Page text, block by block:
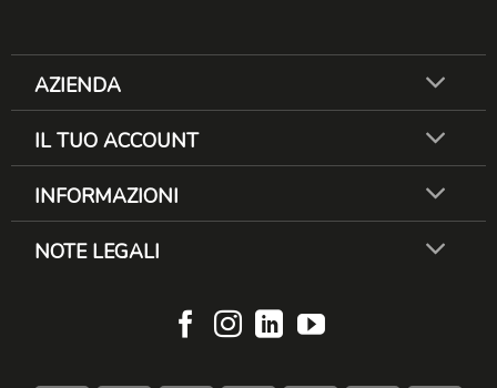
AZIENDA
IL TUO ACCOUNT
INFORMAZIONI
NOTE LEGALI